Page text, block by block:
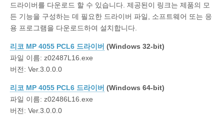
드라이버를 다운로드 할 수 있습니다. 제공된이 링크는 제품의 모
든 기능을 구성하는 데 필요한 드라이버 파일, 소프트웨어 또는 응
용 프로그램을 다운로드하여 설치합니다.
리코 MP 4055 PCL6 드라이버 (Windows 32-bit)
파일 이름: z02487L16.exe
버전: Ver.3.0.0.0
리코 MP 4055 PCL6 드라이버 (Windows 64-bit)
파일 이름: z02486L16.exe
버전: Ver.3.0.0.0